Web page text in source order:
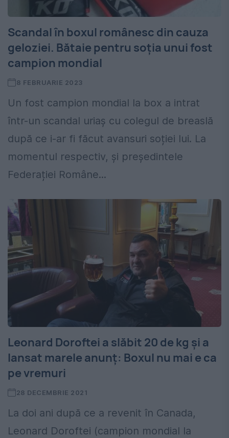
Scandal în boxul românesc din cauza
geloziei. Bătaie pentru soția unui fost
campion mondial
8 FEBRUARIE 2023
Un fost campion mondial la box a intrat
într-un scandal uriaș cu colegul de breaslă
după ce i-ar fi făcut avansuri soției lui. La
momentul respectiv, și președintele
Federației Române...
Leonard Doroftei a slăbit 20 de kg și a
lansat marele anunț: Boxul nu mai e ca
pe vremuri
28 DECEMBRIE 2021
La doi ani după ce a revenit în Canada,
Leonard Doroftei (campion mondial la